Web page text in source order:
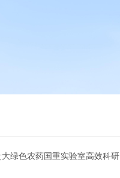
绿色农药国重实验室高效科研